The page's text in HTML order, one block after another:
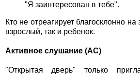
"Я заинтересован в тебе".
Кто не отреагирует благосклонно
взрослый, так и ребенок.
Активное слушание (АС)
"Открытая дверь" только